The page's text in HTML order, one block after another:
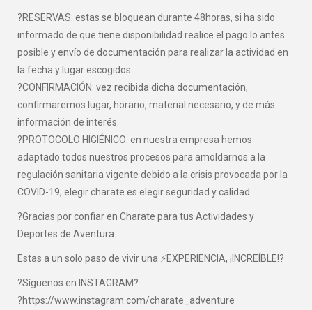
?RESERVAS: estas se bloquean durante 48horas, si ha sido
informado de que tiene disponibilidad realice el pago lo antes
posible y envío de documentación para realizar la actividad en
la fecha y lugar escogidos.
?CONFIRMACIÓN: vez recibida dicha documentación,
confirmaremos lugar, horario, material necesario, y de más
información de interés.
?PROTOCOLO HIGIÉNICO: en nuestra empresa hemos
adaptado todos nuestros procesos para amoldarnos a la
regulación sanitaria vigente debido a la crisis provocada por la
COVID-19, elegir charate es elegir seguridad y calidad.
?Gracias por confiar en Charate para tus Actividades y
Deportes de Aventura.
Estas a un solo paso de vivir una ⚡EXPERIENCIA, ¡INCREÍBLE!?
?Síguenos en INSTAGRAM?
?https://www.instagram.com/charate_adventure